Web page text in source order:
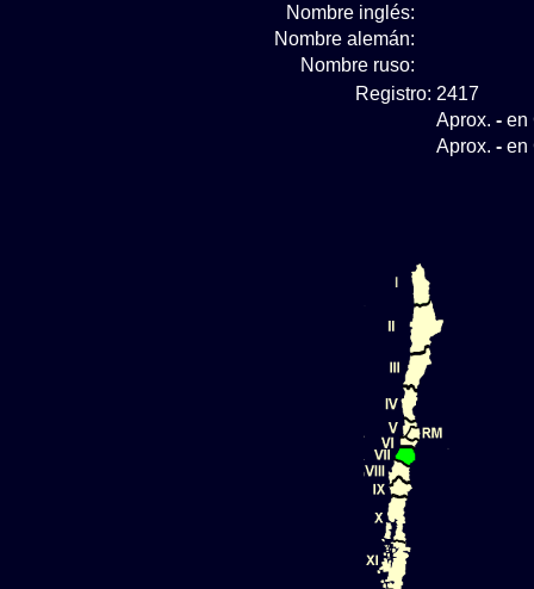
Nombre inglés:
Nombre alemán:
Nombre ruso:
Registro: 2417
Aprox. - en
Aprox. - en